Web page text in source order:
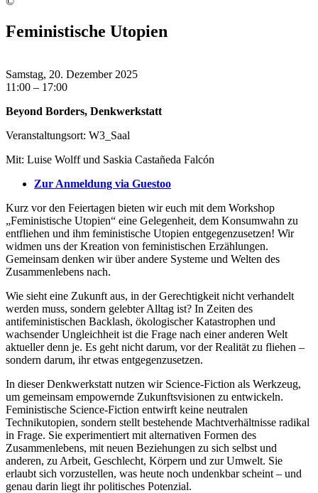
Feministische Utopien
Samstag, 20. Dezember 2025
11:00 – 17:00
Beyond Borders, Denkwerkstatt
Veranstaltungsort: W3_Saal
Mit: Luise Wolff und Saskia Castañeda Falcón
Zur Anmeldung via Guestoo
Kurz vor den Feiertagen bieten wir euch mit dem Workshop
„Feministische Utopien“ eine Gelegenheit, dem Konsumwahn zu
entfliehen und ihm feministische Utopien entgegenzusetzen! Wir
widmen uns der Kreation von feministischen Erzählungen.
Gemeinsam denken wir über andere Systeme und Welten des
Zusammenlebens nach.
Wie sieht eine Zukunft aus, in der Gerechtigkeit nicht verhandelt
werden muss, sondern gelebter Alltag ist? In Zeiten des
antifeministischen Backlash, ökologischer Katastrophen und
wachsender Ungleichheit ist die Frage nach einer anderen Welt
aktueller denn je. Es geht nicht darum, vor der Realität zu fliehen –
sondern darum, ihr etwas entgegenzusetzen.
In dieser Denkwerkstatt nutzen wir Science-Fiction als Werkzeug,
um gemeinsam empowernde Zukunftsvisionen zu entwickeln.
Feministische Science-Fiction entwirft keine neutralen
Technikutopien, sondern stellt bestehende Machtverhältnisse radikal
in Frage. Sie experimentiert mit alternativen Formen des
Zusammenlebens, mit neuen Beziehungen zu sich selbst und
anderen, zu Arbeit, Geschlecht, Körpern und zur Umwelt. Sie
erlaubt sich vorzustellen, was heute noch undenkbar scheint – und
genau darin liegt ihr politisches Potenzial.